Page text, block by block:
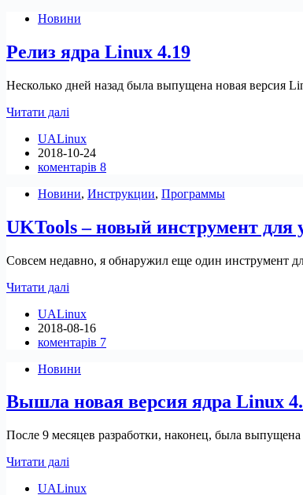
Debian/Ubuntu
Новини
Релиз ядра Linux 4.19
Несколько дней назад была выпущена новая версия
Читати далі
Linux
4.19
UALinux
2018-10-24
коментарів 8
Новини, Инструкции, Программы
UKTools – новый инструмент для
Совсем недавно, я обнаружил еще один инструмент
Читати далі
новый
инструмент
для
и
ядер
Linux
UALinux
2018-08-16
коментарів 7
Новини
Вышла новая версия ядра Linux
После 9 месяцев разработки, наконец, была
Читати далі
версия
UALinux